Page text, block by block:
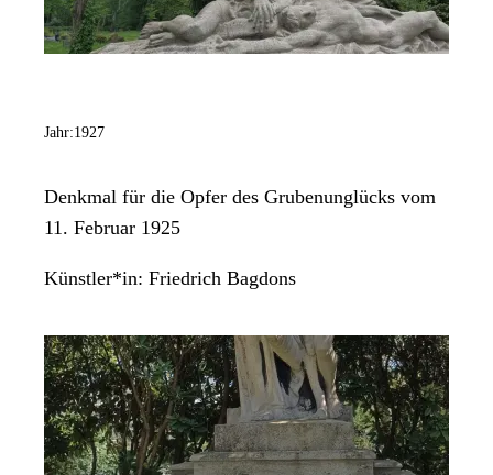
Jahr:1927
Denkmal für die Opfer des Grubenunglücks vom
11. Februar 1925
Künstler*in: Friedrich Bagdons